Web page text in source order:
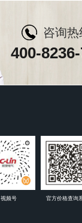
咨询热
400-
视频号 官方价格查询